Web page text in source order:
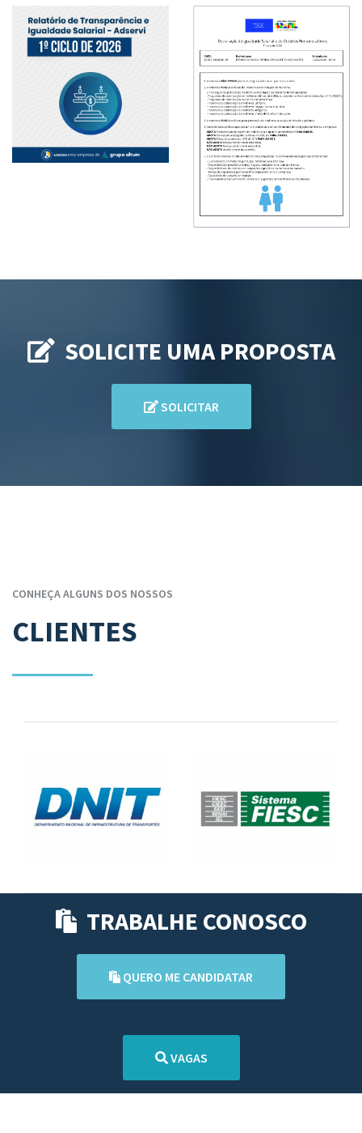
SOLICITE UMA PROPOSTA
SOLICITAR
CONHEÇA ALGUNS DOS NOSSOS
CLIENTES
TRABALHE CONOSCO
QUERO ME CANDIDATAR
VAGAS